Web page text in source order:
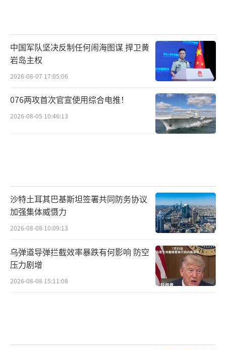
中国军队坚决反制任何闹海图谋 捍卫黄
岩岛主权
2026-08-07 17:05:06
076两攻首次官宣使用综合电推！
2026-08-05 10:46:13
沙特土耳其巴基斯坦签署共同防务协议
加强集体威慑力
2026-08-08 10:09:13
乌弹道导弹拦截效率暴跌有何影响 防空
压力剧增
2026-08-08 15:11:08